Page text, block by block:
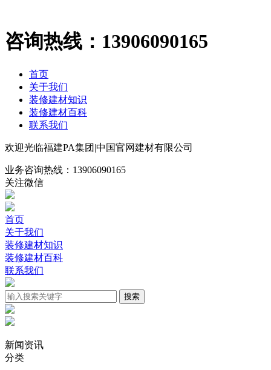
咨询热线： 13906090165
首页
关于我们
装修建材知识
装修建材百科
联系我们
欢迎光临福建PA集团|中国官网建材有限公司
业务咨询热线： 13906090165
关注微信
首页
关于我们
装修建材知识
装修建材百科
联系我们
新闻资讯
分类